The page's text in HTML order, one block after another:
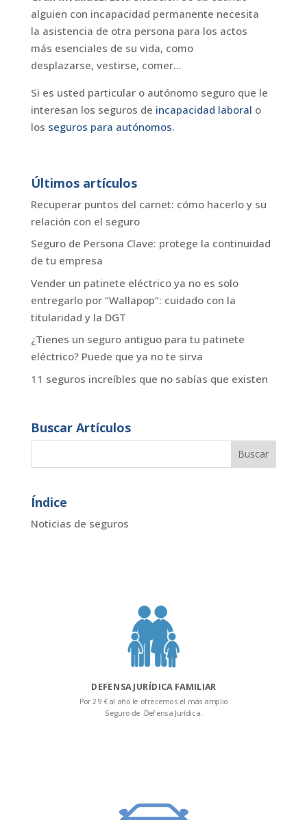
alguien con incapacidad permanente necesita
la asistencia de otra persona para los actos
más esenciales de su vida, como
desplazarse, vestirse, comer…
Si es usted particular o autónomo seguro que le
interesan los seguros de incapacidad laboral o
los seguros para autónomos.
Últimos artículos
Recuperar puntos del carnet: cómo hacerlo y su
relación con el seguro
Seguro de Persona Clave: protege la continuidad
de tu empresa
Vender un patinete eléctrico ya no es solo
entregarlo por “Wallapop”: cuidado con la
titularidad y la DGT
¿Tienes un seguro antiguo para tu patinete
eléctrico? Puede que ya no te sirva
11 seguros increíbles que no sabías que existen
Buscar Artículos
Índice
Noticias de seguros
DEFENSA JURÍDICA FAMILIAR
Por 29 € al año le ofrecemos el más amplio
Seguro de Defensa Jurídica.